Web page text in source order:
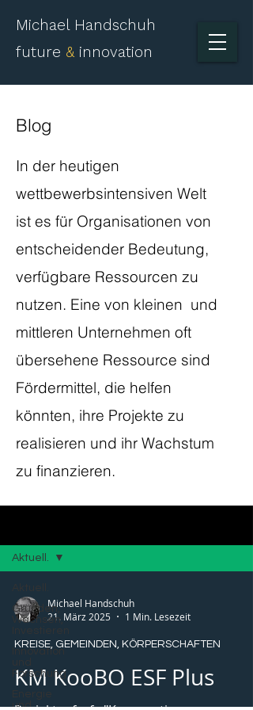
Michael Handschuh
future & innovation
Blog
​In der heutigen
wettbewerbsintensiven Welt
ist es für Organisationen von
entscheidender Bedeutung,
verfügbare Ressourcen zu
nutzen. Eine von kleinen und
mittleren Unternehmen oft
übersehene Ressource sind
Fördermittel, die helfen
könnten, ihre Projekte zu
realisieren und ihr Wachstum
zu finanzieren.
Gründen,
Wachsen,
Innovation
Forschung
und
Aktuell.
Michael Handschuh
21. März 2025
1 Min. Lesezeit
KREISE, GEMEINDEN, KÖRPERSCHAFTEN
KM KooBO ESF Plus